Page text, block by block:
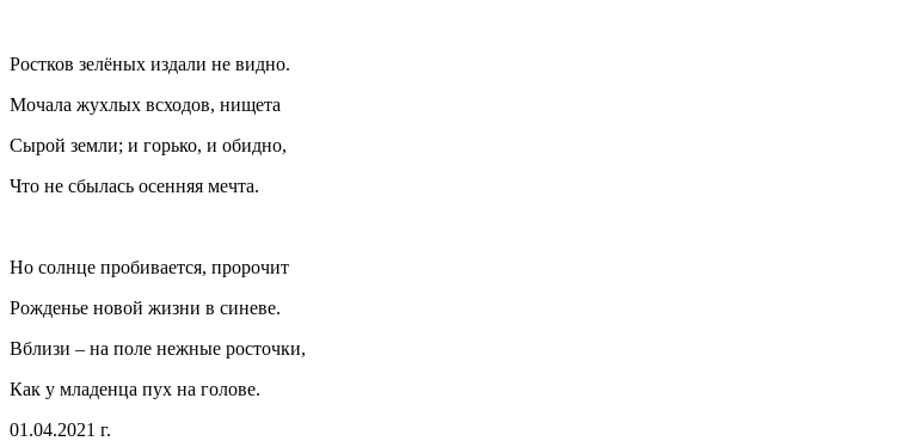
Ростков зелёных издали не видно.
Мочала жухлых всходов, нищета
Сырой земли; и горько, и обидно,
Что не сбылась осенняя мечта.
Но солнце пробивается, пророчит
Рожденье новой жизни в синеве.
Вблизи – на поле нежные росточки,
Как у младенца пух на голове.
01.04.2021 г.